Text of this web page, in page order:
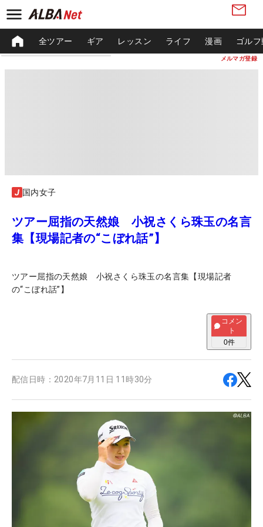
メルマガ登録
全ツアー ギア レッスン ライフ 漫画 ゴル
国内女子
ツアー屈指の天然娘 小祝さくら珠玉の名言
集【現場記者の“こぼれ話”】
ツアー屈指の天然娘 小祝さくら珠玉の名言集【現場記者
の“こぼれ話”】
コメン
ト
0件
配信日時： 2020年7月11日 11時30分